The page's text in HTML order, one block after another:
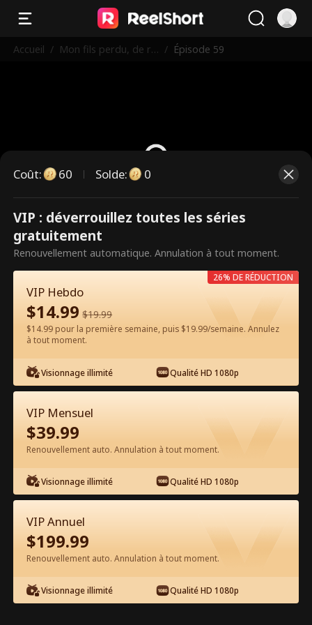
Accueil / Mon fils perdu, de re
/ Épisode 59
Ce sont des épisodes payants.
Débloquez pour regarder.
Regarder gratuitement sur l'App
Épisode 59 - Mon fils perdu, de retour
PDG Film complet
1-50 51-72 Tous les épisodes
Coût: 60 Solde: 0
VIP : déverrouillez toutes les séries
gratuitement
Renouvellement automatique. Annulation à tout moment.
VIP Hebdo
$14.99 $19.99
$14.99 pour la première semaine, puis $19.99/semaine. Annulez
à tout moment.
Visionnage illimité Qualité HD 1080p
26% DE RÉDUCTION
VIP Mensuel
$39.99
Renouvellement auto. Annulation à tout moment.
Visionnage illimité Qualité HD 1080p
VIP Annuel
$199.99
Renouvellement auto. Annulation à tout moment.
Visionnage illimité Qualité HD 1080p